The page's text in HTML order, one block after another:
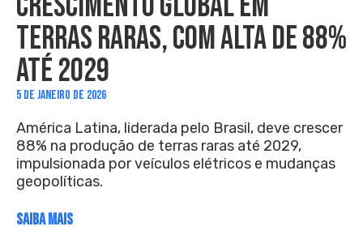
TERRAS RARAS, COM ALTA DE 88%
ATÉ 2029
5 DE JANEIRO DE 2026
América Latina, liderada pelo Brasil, deve crescer
88% na produção de terras raras até 2029,
impulsionada por veículos elétricos e mudanças
geopolíticas.
SAIBA MAIS